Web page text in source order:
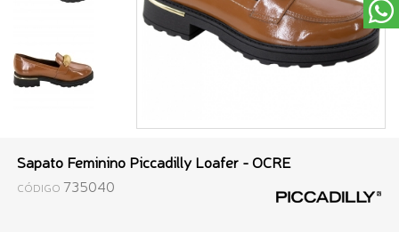
Sapato Feminino Piccadilly Loafer - OCRE
CÓDIGO 735040